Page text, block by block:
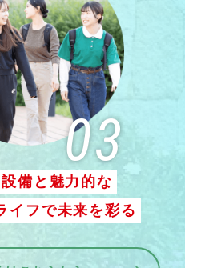
備と魅力的な
イフで未来を彩る